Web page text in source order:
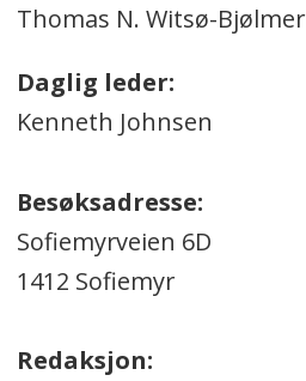
Thomas N. Witsø-Bjølmer
Daglig leder:
Kenneth Johnsen
Besøksadresse:
Sofiemyrveien 6D
1412 Sofiemyr
Redaksjon: